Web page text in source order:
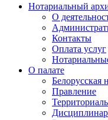
Нотариальный
О
Контакты
Оплата услуг
О палате
Белорусская
Правление